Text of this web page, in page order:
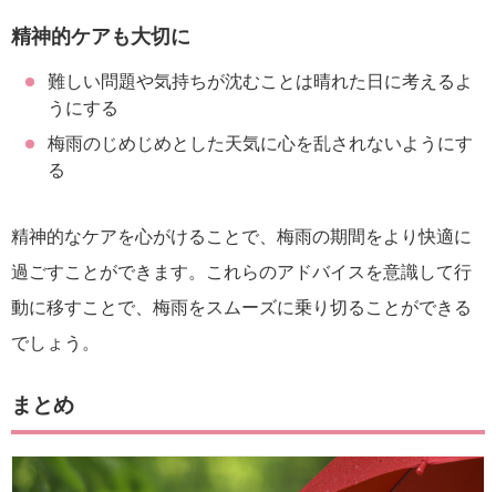
精神的ケアも大切に
難しい問題や気持ちが沈むことは晴れた日に考えるよ
うにする
梅雨のじめじめとした天気に心を乱されないようにす
る
精神的なケアを心がけることで、梅雨の期間をより快適に
過ごすことができます。これらのアドバイスを意識して行
動に移すことで、梅雨をスムーズに乗り切ることができる
でしょう。
まとめ